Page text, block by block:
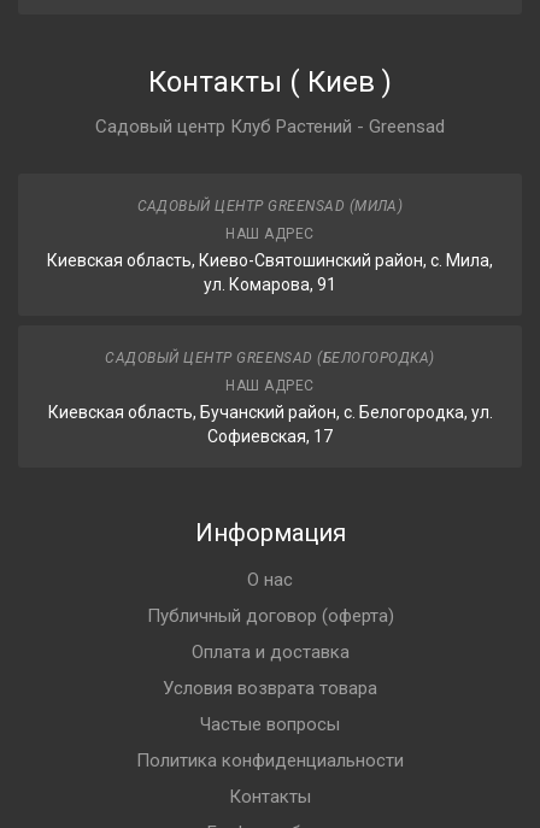
Контакты ( Киев )
Садовый центр Клуб Растений - Greensad
САДОВЫЙ ЦЕНТР GREENSAD (МИЛА)
НАШ АДРЕС
Киевская область, Киево-Святошинский район, с. Мила,
ул. Комарова, 91
САДОВЫЙ ЦЕНТР GREENSAD (БЕЛОГОРОДКА)
НАШ АДРЕС
Киевская область, Бучанский район, с. Белогородка, ул.
Софиевская, 17
Информация
О нас
Публичный договор (оферта)
Оплата и доставка
Условия возврата товара
Частые вопросы
Политика конфиденциальности
Контакты